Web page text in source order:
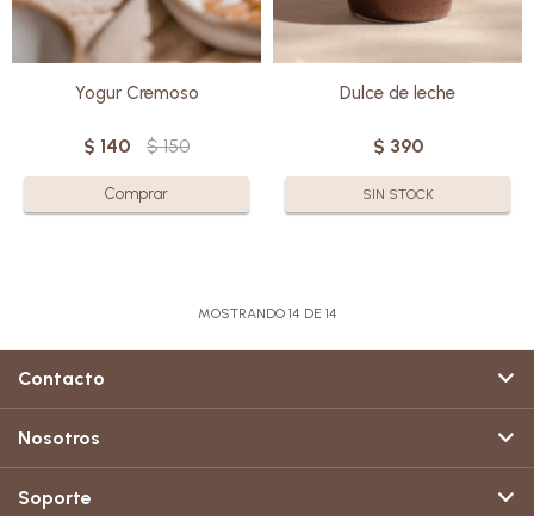
Yogur Cremoso
$ 140 $ 150
Dulce de leche
$ 390
SIN STOCK
MOSTRANDO 14 DE 14
Contacto
Nosotros
Soporte